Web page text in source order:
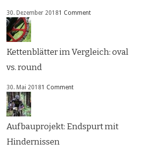
30. Dezember 20181 Comment
Kettenblätter im Vergleich: oval
vs. round
30. Mai 20181 Comment
Aufbauprojekt: Endspurt mit
Hindernissen